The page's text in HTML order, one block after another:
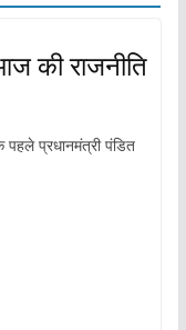
की राजनीति
प्रधानमंत्री पंडित